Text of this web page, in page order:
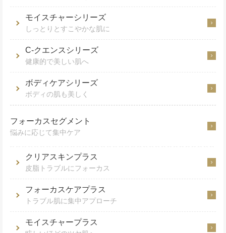
モイスチャーシリーズ
しっとりとすこやかな肌に
C-クエンスシリーズ
健康的で美しい肌へ
ボディケアシリーズ
ボディの肌も美しく
フォーカスセグメント
悩みに応じて集中ケア
クリアスキンプラス
皮脂トラブルにフォーカス
フォーカスケアプラス
トラブル肌に集中アプローチ
モイスチャープラス